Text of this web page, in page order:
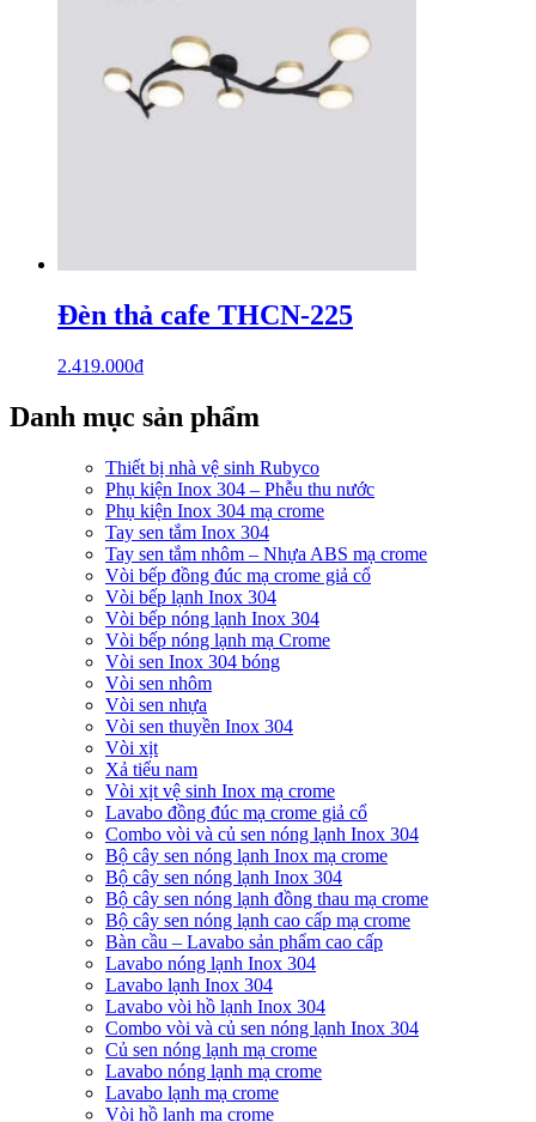
Đèn thả cafe THCN-225
2.419.000₫
Danh mục sản phẩm
Thiết bị nhà vệ sinh Rubyco
Phụ kiện Inox 304 – Phễu thu nước
Phụ kiện Inox 304 mạ crome
Tay sen tắm Inox 304
Tay sen tắm nhôm – Nhựa ABS mạ crome
Vòi bếp đồng đúc mạ crome giả cổ
Vòi bếp lạnh Inox 304
Vòi bếp nóng lạnh Inox 304
Vòi bếp nóng lạnh mạ Crome
Vòi sen Inox 304 bóng
Vòi sen nhôm
Vòi sen nhựa
Vòi sen thuyền Inox 304
Vòi xịt
Xả tiểu nam
Vòi xịt vệ sinh Inox mạ crome
Lavabo đồng đúc mạ crome giả cổ
Combo vòi và củ sen nóng lạnh Inox 304
Bộ cây sen nóng lạnh Inox mạ crome
Bộ cây sen nóng lạnh Inox 304
Bộ cây sen nóng lạnh đồng thau mạ crome
Bộ cây sen nóng lạnh cao cấp mạ crome
Bàn cầu – Lavabo sản phẩm cao cấp
Lavabo nóng lạnh Inox 304
Lavabo lạnh Inox 304
Lavabo vòi hồ lạnh Inox 304
Combo vòi và củ sen nóng lạnh Inox 304
Củ sen nóng lạnh mạ crome
Lavabo nóng lạnh mạ crome
Lavabo lạnh mạ crome
Vòi hồ lạnh mạ crome